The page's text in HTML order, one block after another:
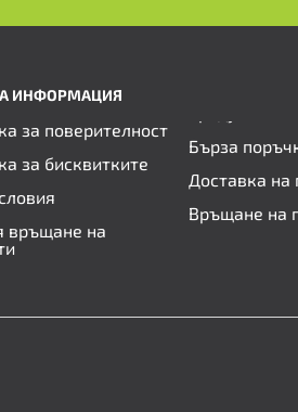
ИНФОРМАЦИЯ
за поверителност
за бисквитките
връщане на
Бърза
Доставка на
Връщане на